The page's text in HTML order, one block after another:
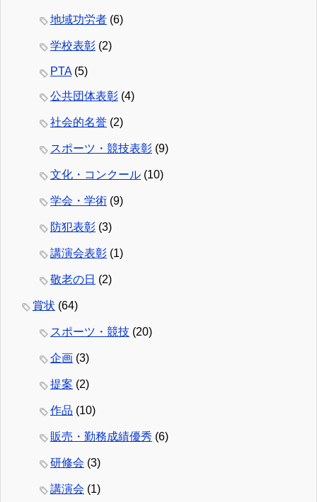
地域功労者 (6)
学校表彰 (2)
PTA(5)
公共団体表彰 (4)
社会的名誉 (2)
スポーツ・競技表彰 (9)
文化・コンクール (10)
学会・学術 (9)
防犯表彰 (3)
講演会表彰 (1)
敬老の日 (2)
賞状 (64)
スポーツ・競技 (20)
企画 (3)
提案 (2)
作品 (10)
販売・勤務成績優秀 (6)
研修会 (3)
講演会 (1)